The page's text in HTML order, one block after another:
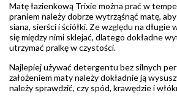
Matę łazienkową Trixie można prać w
praniem należy dobrze wytrząśnąć matę,
siana, sierści i ściółki. Ze względu na długie
się między nimi sklejać, dlatego dokładne
utrzymać pralkę w czystości.
Najlepiej używać detergentu bez silnych
założeniem maty należy dokładnie ją
należy sprawdzić, czy spód, krawędzie i